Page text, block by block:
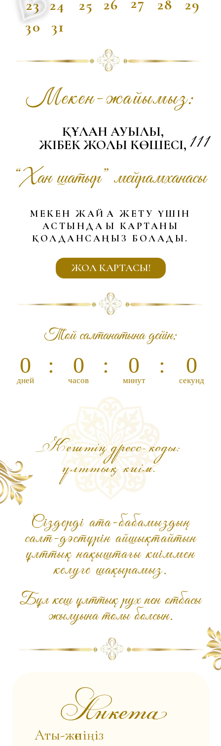
Кештің дресс-коды:
ұлттық киім.
Сіздерді ата-бабамыздың
салт-дәстүрін айшықтайтын
келуге шақырамыз.
жылуына толы болсын.
Қуанышымызға ортақ
болыңыздар!!!
Анкета
Шақыруды жасаған
🤍 shakyru_quptar 🤍
ШАҚЫРУҒА ТАПСЫРЫС БЕРУ ҮШІН:
+7 775 992 3480
@shakyru_quptar
Аты-жөніңіз
Осы жерге жазыңыз
Тойға келесіз бе?
Өкінішке орай келе алмаймын
Тіркелу